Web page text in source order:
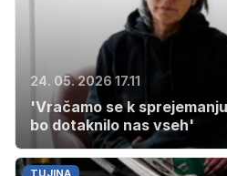
24. 05. 2026 17.11
'Vračamo se k
bo dotaknilo nas vseh'
TUJINA